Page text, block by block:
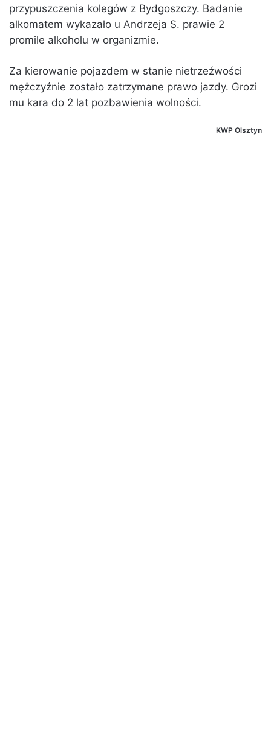
przypuszczenia kolegów z Bydgoszczy. Badanie
alkomatem wykazało u Andrzeja S. prawie 2
promile alkoholu w organizmie.
Za kierowanie pojazdem w stanie nietrzeźwości
mężczyźnie zostało zatrzymane prawo jazdy. Grozi
mu kara do 2 lat pozbawienia wolności.
KWP Olsztyn